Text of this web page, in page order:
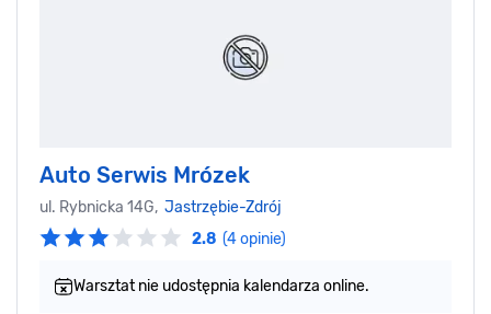
Auto Serwis Mrózek
ul. Rybnicka 14G, Jastrzębie-Zdrój
2.8 (4 opinie)
Warsztat nie udostępnia kalendarza online.